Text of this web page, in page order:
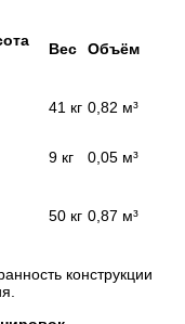
Вес Объём
41 кг 0,82 м³
9 кг 0,05 м³
50 кг 0,87 м³
конструкции